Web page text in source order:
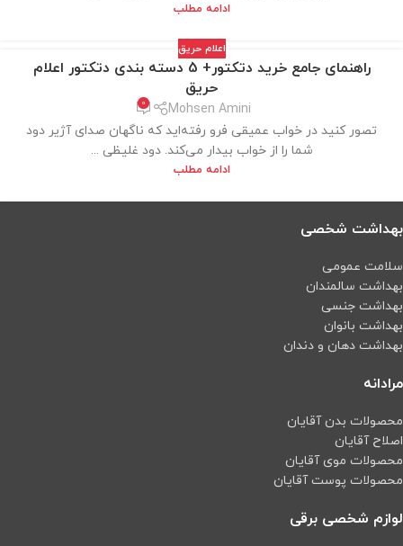
ادامه مطلب
اعلام حریق
راهنمای جامع خرید دتکتور+ 5 دسته بندی دتکتور اعلام
حریق
Mohsen Amini
0
تصور کنید در خواب عمیقی فرو رفته‌اید که ناگهان صدای آژیر دود
شما را از خواب بیدار می‌کند. دود غلیظی ...
ادامه مطلب
بهداشت شخصی
سلامت عمومی
بهداشت سالمندان
بهداشت جنسی
بهداشت بانوان
بهداشت دهان و دندان
مرادانه
محصولات بدن آقایان
اصلاح آقایان
محصولات موی آقایان
محصولات پوست آقایان
لوازم شخصی برقی